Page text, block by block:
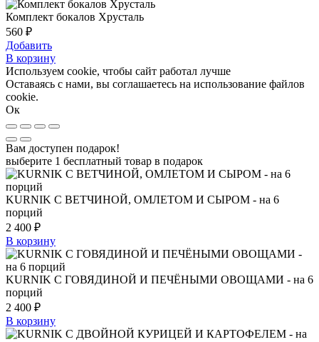
Комплект бокалов Хрусталь
560 ₽
Добавить
В корзину
Используем cookie, чтобы сайт работал лучше
Оставаясь с нами, вы соглашаетесь на использование файлов
cookie.
Ок
Вам доступен подарок!
выберите 1 бесплатный товар в подарок
KURNIK С ВЕТЧИНОЙ, ОМЛЕТОМ И СЫРОМ - на 6
порций
2 400 ₽
В корзину
KURNIK С ГОВЯДИНОЙ И ПЕЧЁНЫМИ ОВОЩАМИ - на 6
порций
2 400 ₽
В корзину